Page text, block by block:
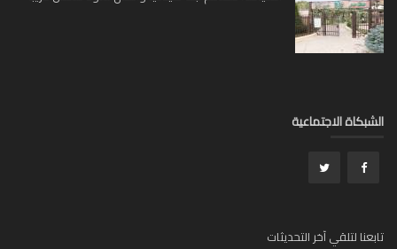
الاجتماعية
لتلقي آخر التحديثات